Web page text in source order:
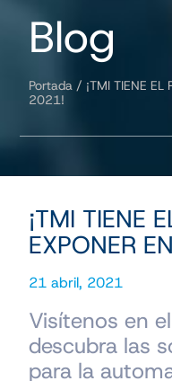
Blog
Portada / ¡TMI TIENE EL
2021!
¡TMI TIENE
EXPONER
21 abril, 2021
Visítenos en
descubra las
para la